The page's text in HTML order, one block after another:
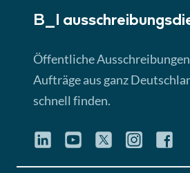
Lektion 3
► 4:31 Min
Quiz
B_I
Öffentliche
Aufträge aus ganz
schnell finden.